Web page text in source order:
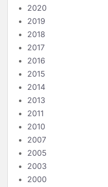
2020
2019
2018
2017
2016
2015
2014
2013
2011
2010
2007
2005
2003
2000